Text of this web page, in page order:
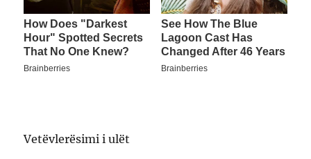
Vetëvlerësimi i ulët